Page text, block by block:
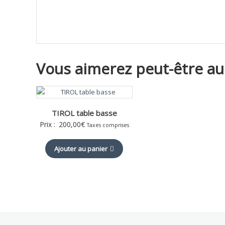
Vous aimerez peut-être
TIROL table basse
Prix : 200,00€ Taxes comprises
Ajouter au panier